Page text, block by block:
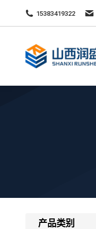
15383419322
产品类别